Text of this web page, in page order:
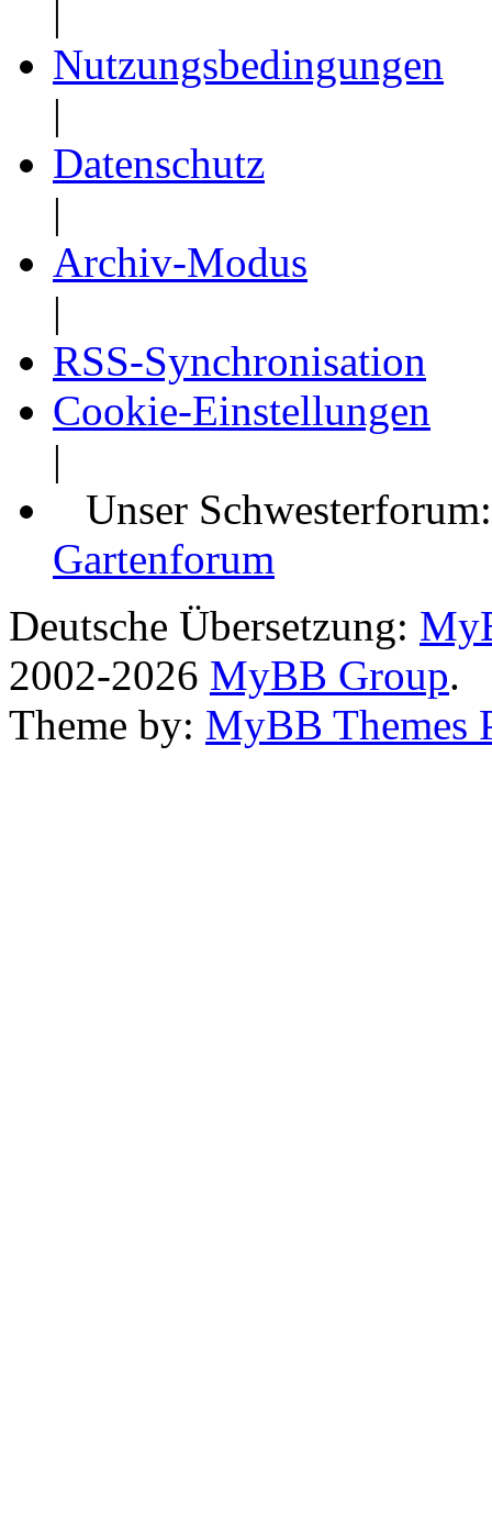
Nutzungsbedingungen
|
Datenschutz
|
Archiv-Modus
|
RSS-Synchronisation
Cookie-Einstellungen
|
Unser
Gartenforum
Deutsche Übersetzung:
2002-2026 MyBB Group.
Theme by: MyBB Themes